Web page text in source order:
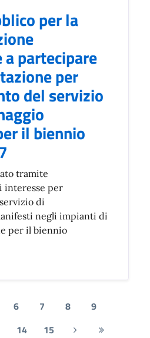
per la
a partecipare
per
del servizio
il biennio
tramite
interesse per
di
negli impianti di
per il biennio
6 7 8
9
14 15